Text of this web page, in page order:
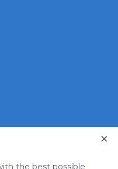
the best possible
×